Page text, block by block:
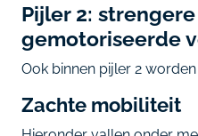
Pijler 2:
gemotoriseerde
Ook binnen pijler 2
Zachte mobiliteit